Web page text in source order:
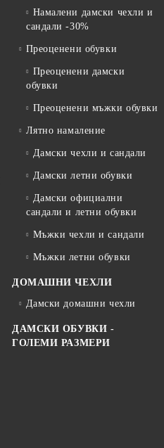
Намалени дамски чехли и
сандали -30%
Преоценени обувки
Преоценени дамски
обувки
Преоценени мъжки обувки
Лятно намаление
Дамски чехли и сандали
Дамски летни обувки
Дамски официални
сандали и летни обувки
Мъжки чехли и сандали
Мъжки летни обувки
ДОМАШНИ ЧЕХЛИ
Дамски домашни чехли
ДАМСКИ ОБУВКИ -
ГОЛЕМИ РАЗМЕРИ